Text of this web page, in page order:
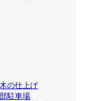
木の仕上げ
駐車場